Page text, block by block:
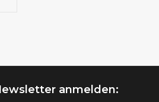
anmelden: